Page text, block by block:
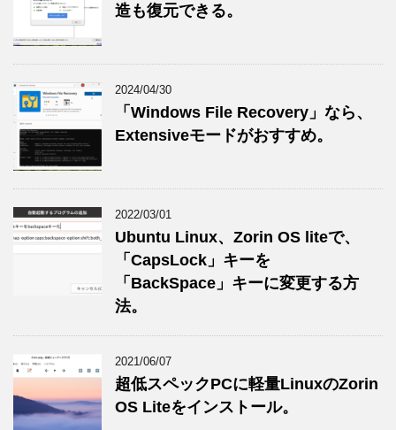
造も復元できる。
2024/04/30
「Windows File Recovery」なら、
Extensiveモードがおすすめ。
2022/03/01
Ubuntu Linux、Zorin OS liteで、
「CapsLock」キーを
「BackSpace」キーに変更する方
法。
2021/06/07
超低スペックPCに軽量LinuxのZorin
OS Liteをインストール。